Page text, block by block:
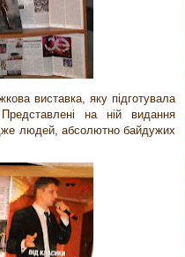
виставка, яку підготувала
на ній видання
людей, абсолютно байдужих